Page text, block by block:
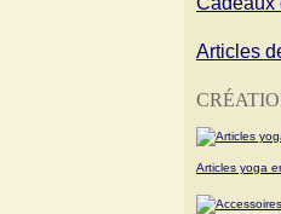
Articles
Articles yoga